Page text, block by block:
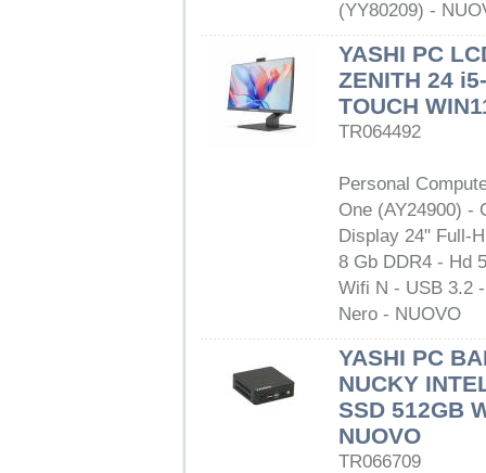
(YY80209) -
YASHI PC
ZENITH 24
TOUCH
TR064492
Personal
One (AY24900) -
Display 24" Full-
8 Gb DDR4 - Hd
Wifi N - USB 3.2
Nero - NUOVO
YASHI PC
NUCKY
SSD 512GB
NUOVO
TR066709